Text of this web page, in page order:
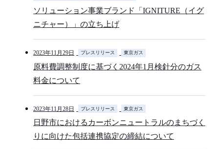
ソリューション事業ブランド「IGNITURE（イグ
ニチャー）」の立ち上げ
2023年11月29日 プレスリリース 東京ガス
原料費調整制度に基づく2024年1月検針分のガス
料金について
2023年11月28日 プレスリリース 東京ガス
日野市におけるカーボンニュートラルのまちづく
りに向けた包括連携協定の締結について